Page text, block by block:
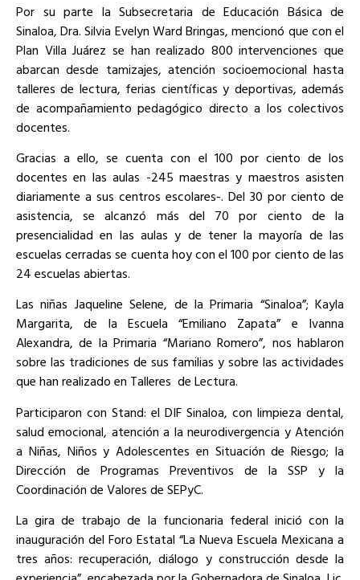
Por su parte la Subsecretaria de Educación Básica de
Sinaloa, Dra. Silvia Evelyn Ward Bringas, mencionó que con el
Plan Villa Juárez se han realizado 800 intervenciones que
abarcan desde tamizajes, atención socioemocional hasta
talleres de lectura, ferias científicas y deportivas, además
de acompañamiento pedagógico directo a los colectivos
docentes.
Gracias a ello, se cuenta con el 100 por ciento de los
docentes en las aulas -245 maestras y maestros asisten
diariamente a sus centros escolares-. Del 30 por ciento de
asistencia, se alcanzó más del 70 por ciento de la
presencialidad en las aulas y de tener la mayoría de las
escuelas cerradas se cuenta hoy con el 100 por ciento de las
24 escuelas abiertas.
Las niñas Jaqueline Selene, de la Primaria “Sinaloa”; Kayla
Margarita, de la Escuela “Emiliano Zapata” e Ivanna
Alexandra, de la Primaria “Mariano Romero”, nos hablaron
sobre las tradiciones de sus familias y sobre las actividades
que han realizado en Talleres de Lectura.
Participaron con Stand: el DIF Sinaloa, con limpieza dental,
salud emocional, atención a la neurodivergencia y Atención
a Niñas, Niños y Adolescentes en Situación de Riesgo; la
Dirección de Programas Preventivos de la SSP y la
Coordinación de Valores de SEPyC.
La gira de trabajo de la funcionaria federal inició con la
inauguración del Foro Estatal “La Nueva Escuela Mexicana a
tres años: recuperación, diálogo y construcción desde la